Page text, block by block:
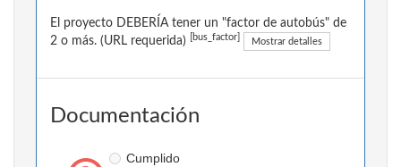
El proyecto DEBERÍA tener un "factor de autobús" de
2 o más. (URL requerida)
[bus_factor] Mostrar detalles
Documentación
Cumplido